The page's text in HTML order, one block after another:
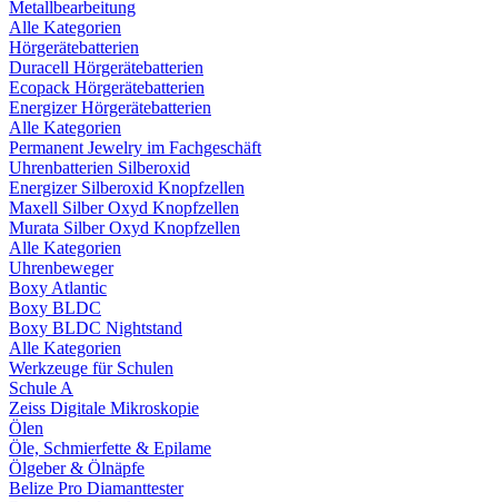
Metallbearbeitung
Alle Kategorien
Hörgerätebatterien
Duracell Hörgerätebatterien
Ecopack Hörgerätebatterien
Energizer Hörgerätebatterien
Alle Kategorien
Permanent Jewelry im Fachgeschäft
Uhrenbatterien Silberoxid
Energizer Silberoxid Knopfzellen
Maxell Silber Oxyd Knopfzellen
Murata Silber Oxyd Knopfzellen
Alle Kategorien
Uhrenbeweger
Boxy Atlantic
Boxy BLDC
Boxy BLDC Nightstand
Alle Kategorien
Werkzeuge für Schulen
Schule A
Zeiss Digitale Mikroskopie
Ölen
Öle, Schmierfette & Epilame
Ölgeber & Ölnäpfe
Belize Pro Diamanttester